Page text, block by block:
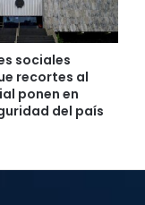
sociales
recortes al
ponen en
del país